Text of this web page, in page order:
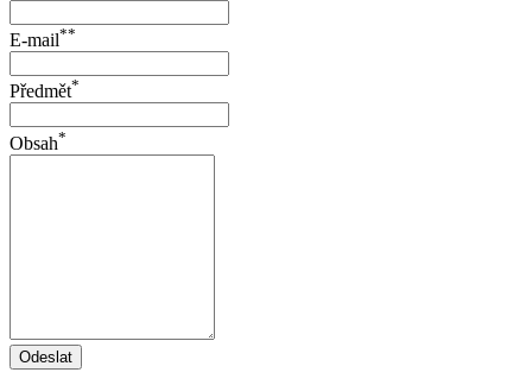
E-mail**
Předmět*
Obsah*
Odeslat